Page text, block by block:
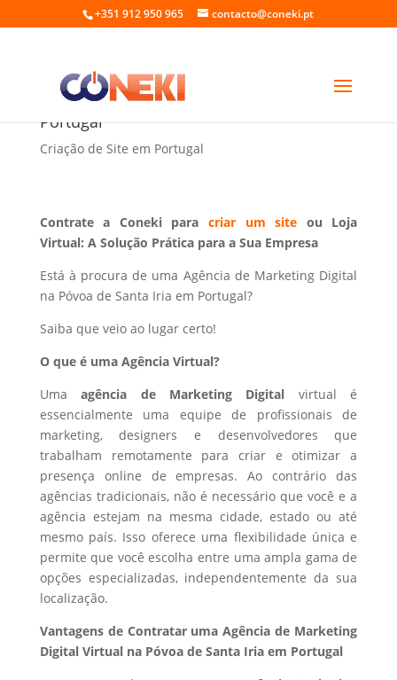
+351 912 950 965 contacto@coneki.pt
Marketing Digital na Póvoa de Santa Iria
Portugal
Criação de Site em Portugal
Contrate a Coneki para criar um site ou Loja
Virtual: A Solução Prática para a Sua Empresa
Está à procura de uma Agência de Marketing Digital
na Póvoa de Santa Iria em Portugal?
Saiba que veio ao lugar certo!
O que é uma Agência Virtual?
Umaagência de Marketing Digital virtual é
essencialmente uma equipe de profissionais de
marketing, designers e desenvolvedores que
trabalham remotamente para criar e otimizar a
presença online de empresas. Ao contrário das
agências tradicionais, não é necessário que você e a
agência estejam na mesma cidade, estado ou até
mesmo país. Isso oferece uma flexibilidade única e
permite que você escolha entre uma ampla gama de
opções especializadas, independentemente da sua
localização.
Vantagens de Contratar uma Agência de Marketing
Digital Virtual na Póvoa de Santa Iria em Portugal